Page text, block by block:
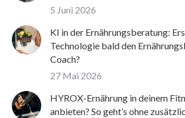
5 Juni 2026
KI in der Ernährungsberatung:
Technologie bald den
Coach?
27 Mai 2026
HYROX-Ernährung in deinem
anbieten? So geht’s ohne